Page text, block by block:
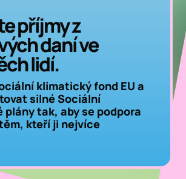
příjmy z
daní ve
lidí.
klimatický fond EU a
silné Sociální
tak, aby se podpora
kteří ji nejvíce